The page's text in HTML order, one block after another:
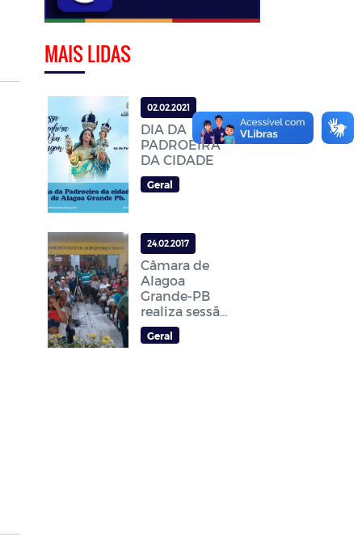
MAIS LIDAS
02.02.2021
DIA DA
PADROEIRA
DA CIDADE
Geral
24.02.2017
Câmara de
Alagoa
Grande-PB
realiza sessão
para discutir
a Reforma da
Geral